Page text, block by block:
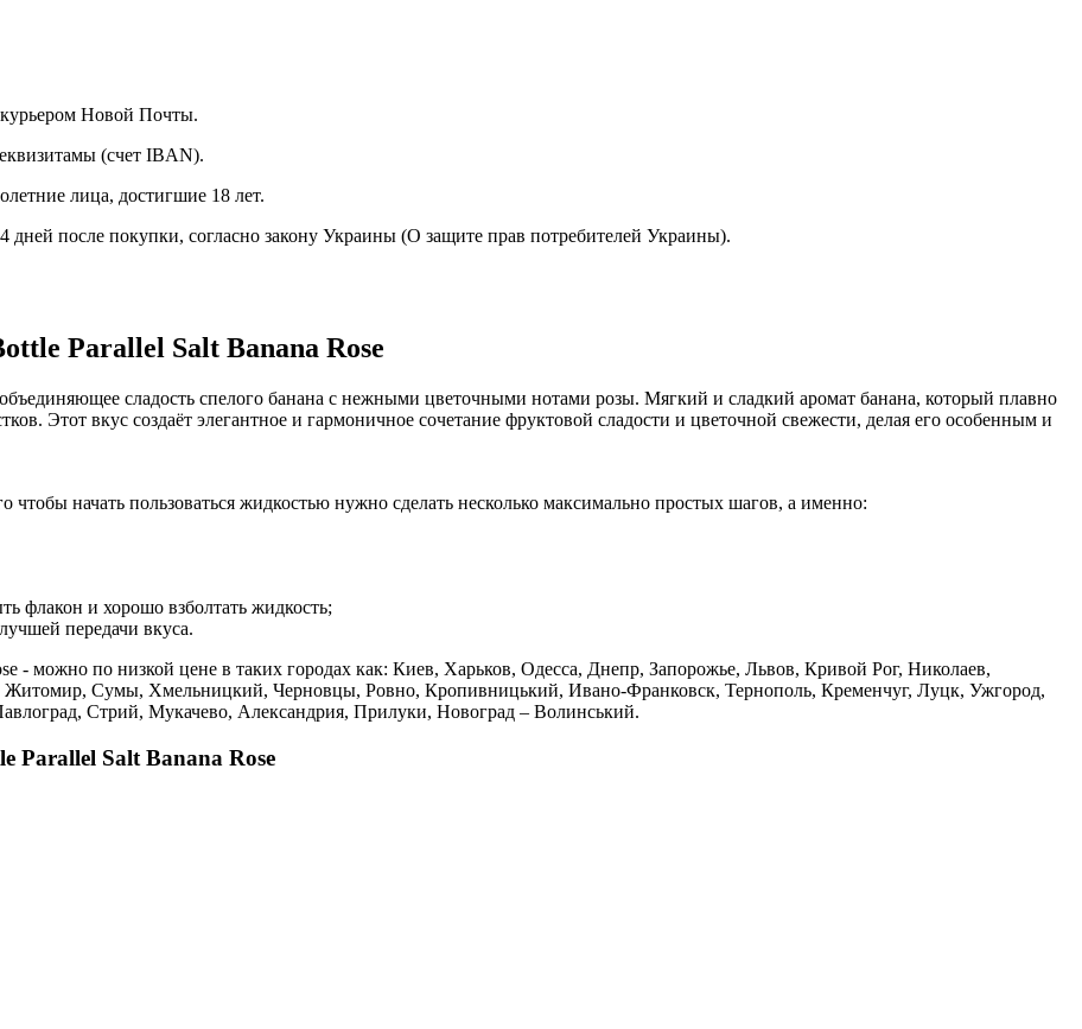
курьером Новой Почты.
(счет IBAN).
лица, достигшие 18 лет.
дней после покупки, согласно закону Украины (О защите прав потребителей Украины).
Parallel Salt Banana Rose
сладость спелого банана с нежными цветочными нотами розы. Мягкий и сладкий аромат банана, который плавно
Этот вкус создаёт элегантное и гармоничное сочетание фруктовой сладости и цветочной свежести, делая его особенным и
начать пользоваться жидкостью нужно сделать несколько максимально простых шагов, а именно:
флакон и хорошо взболтать жидкость;
передачи вкуса.
- можно по низкой цене в таких городах как: Киев, Харьков, Одесса, Днепр, Запорожье, Львов, Кривой Рог, Николаев,
Сумы, Хмельницкий, Черновцы, Ровно, Кропивницький, Ивано-Франковск, Тернополь, Кременчуг, Луцк, Ужгород,
Стрий, Мукачево, Александрия, Прилуки, Новоград – Волинський.
Parallel Salt Banana Rose